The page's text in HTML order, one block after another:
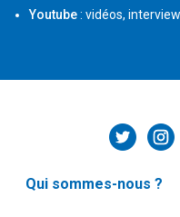
Youtube: vidéos,
Qui sommes-nous ?